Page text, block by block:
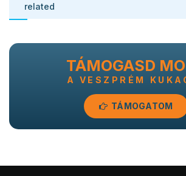
related
TÁMOGASD
A VESZPRÉM
TÁMOGATOM